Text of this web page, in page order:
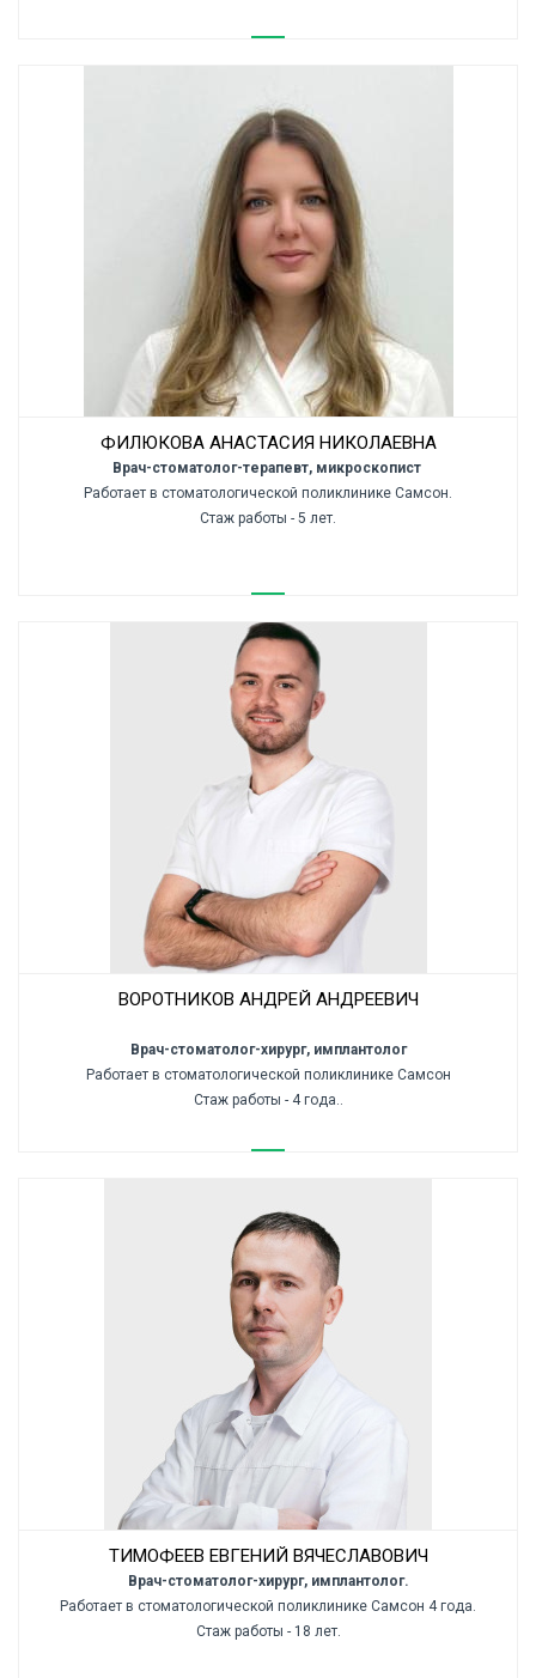
ФИЛЮКОВА АНАСТАСИЯ НИКОЛАЕВНА
Врач-стоматолог-терапевт, микроскопист
Работает в стоматологической поликлинике Самсон.
Стаж работы - 5 лет.
ВОРОТНИКОВ АНДРЕЙ АНДРЕЕВИЧ
Врач-стоматолог-хирург, имплантолог
Работает в стоматологической поликлинике Самсон
Стаж работы - 4 года..
ТИМОФЕЕВ ЕВГЕНИЙ ВЯЧЕСЛАВОВИЧ
Врач-стоматолог-хирург, имплантолог.
Работает в стоматологической поликлинике Самсон 4 года.
Стаж работы - 18 лет.